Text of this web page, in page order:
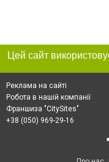
Реклама на сайті
Робота в нашій компанії
Франшиза "CitySites"
+38 (050) 969-29-16